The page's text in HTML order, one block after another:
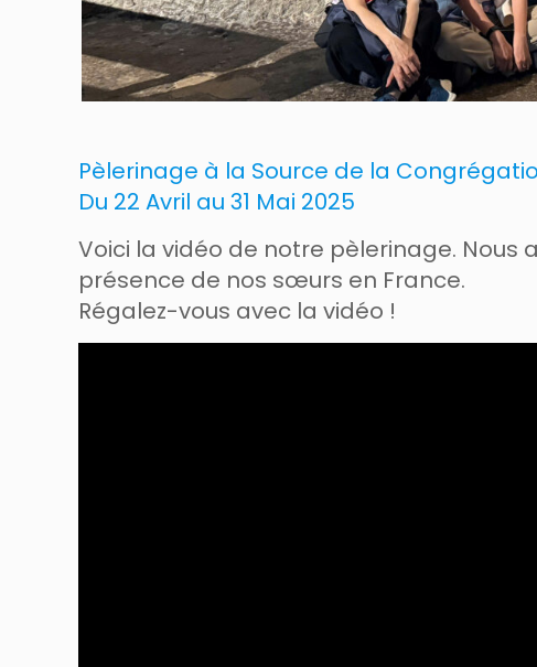
Pèlerinage à la Source de la
Du 22 Avril au 31 Mai 2025
Voici la vidéo de notre pèlerinage.
présence de nos sœurs en France.
Régalez-vous avec la vidéo !